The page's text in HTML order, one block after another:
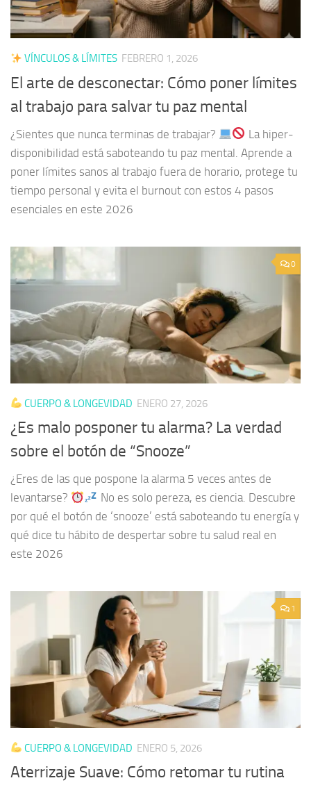
VÍNCULOS & LÍMITES FEBRERO 1, 2026
El arte de desconectar: Cómo poner límites
al trabajo para salvar tu paz mental
¿Sientes que nunca terminas de trabajar?
La hiper-
disponibilidad está saboteando tu paz mental. Aprende a
poner límites sanos al trabajo fuera de horario, protege tu
tiempo personal y evita el burnout con estos 4 pasos
esenciales en este 2026
0
CUERPO & LONGEVIDAD ENERO 27, 2026
¿Es malo posponer tu alarma? La verdad
sobre el botón de “Snooze”
¿Eres de las que pospone la alarma 5 veces antes de
levantarse?
No es solo pereza, es ciencia. Descubre
por qué el botón de ‘snooze’ está saboteando tu energía y
qué dice tu hábito de despertar sobre tu salud real en
este 2026
1
CUERPO & LONGEVIDAD ENERO 5, 2026
Aterrizaje Suave: Cómo retomar tu rutina